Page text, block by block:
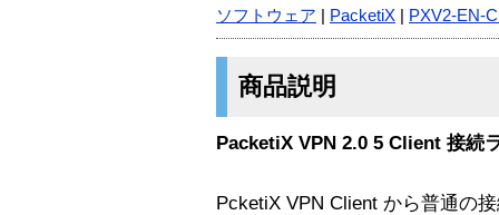
ソフトウェア PacketiX PXV2-EN-
商品説明
PacketiX VPN 2.0 5 Client 接続
PcketiX VPN Client から普通の